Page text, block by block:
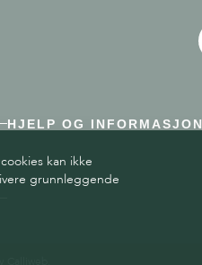
HJELP OG INFORMASJON
kan ikke
grunnleggende